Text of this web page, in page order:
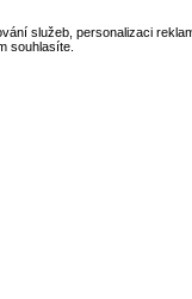
služeb, personalizaci
souhlasíte.